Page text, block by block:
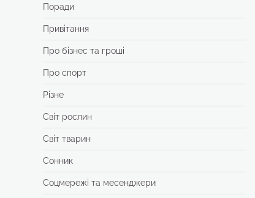
Поради
Привітання
Про бізнес та гроші
Про спорт
Різне
Світ рослин
Світ тварин
Сонник
Соцмережі та месенджери